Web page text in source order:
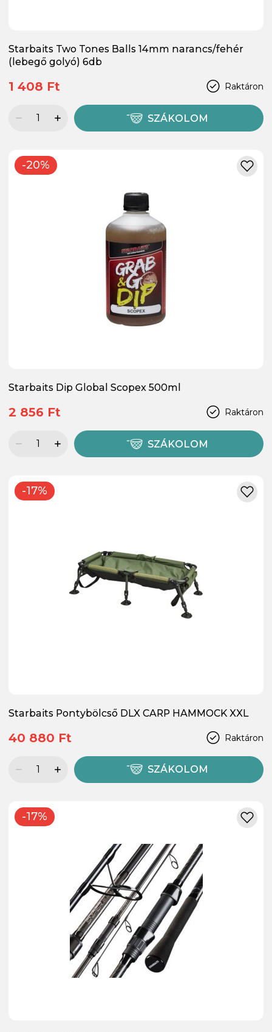
Starbaits Two Tones Balls 14mm narancs/fehér
(lebegő golyó) 6db
Raktáron
1 408 Ft
SZÁKOLOM
-20%
Starbaits Dip Global Scopex 500ml
Raktáron
2 856 Ft
SZÁKOLOM
-17%
Starbaits Pontybölcső DLX CARP HAMMOCK XXL
Raktáron
40 880 Ft
SZÁKOLOM
-17%